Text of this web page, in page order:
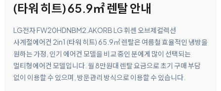
(타워 히트) 65.9㎡ 렌탈 안내
LG전자 FW20HDNBM2.AKORB LG 휘센 오브제컬렉션
사계절에어컨 2in1 (타워 히트) 65.9㎡ 렌탈은 여름철 효율적인 냉방을
원하는 가정, 인기 에어컨 모델을 비교 중인 분에게 많이 선택되는
멀티형에어컨 모델입니다. 월 8만원대 렌탈 요금으로 초기 구매 부담
없이 이용할 수 있으며, 방문관리 방식으로 이용할 수 있습니다.